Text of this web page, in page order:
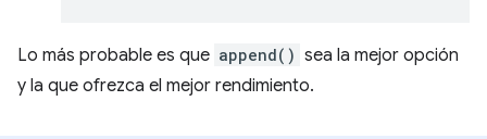
Lo más probable es que append() sea la mejor opción
y la que ofrezca el mejor rendimiento.